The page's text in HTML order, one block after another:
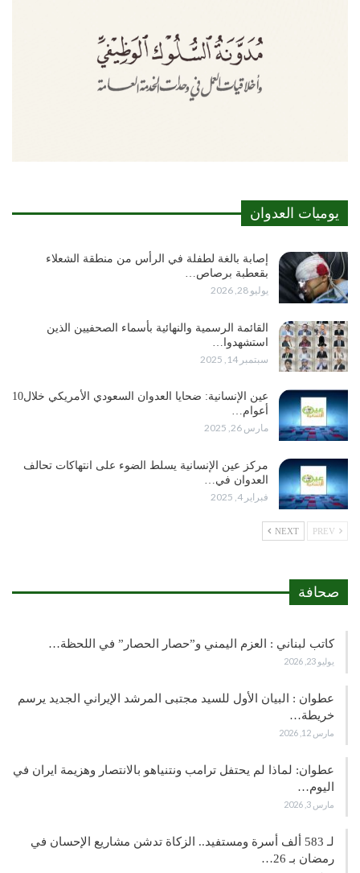
يوميات العدوان
إصابة بالغة لطفلة في الرأس من منطقة الشعلاء
بقعطبة برصاص…
يوليو 28, 2026
القائمة الرسمية والنهائية بأسماء الصحفيين الذين
استشهدوا…
سبتمبر 14, 2025
عين الإنسانية: ضحايا العدوان السعودي الأمريكي خلال10
أعوام…
مارس 26, 2025
مركز عين الإنسانية يسلط الضوء على انتهاكات تحالف
العدوان في…
فبراير 4, 2025
NEXT
صحافة
كاتب لبناني : العزم اليمني و”حصار الحصار” في اللحظة…
يوليو 23, 2026
عطوان : البيان الأول للسيد مجتبى المرشد الإيراني الجديد يرسم
خريطة…
مارس 12, 2026
عطوان: لماذا لم يحتفل ترامب ونتنياهو بالانتصار وهزيمة ايران في
اليوم…
مارس 3, 2026
لـ 583 ألف أسرة ومستفيد.. الزكاة تدشن مشاريع الإحسان في
رمضان بـ 26…